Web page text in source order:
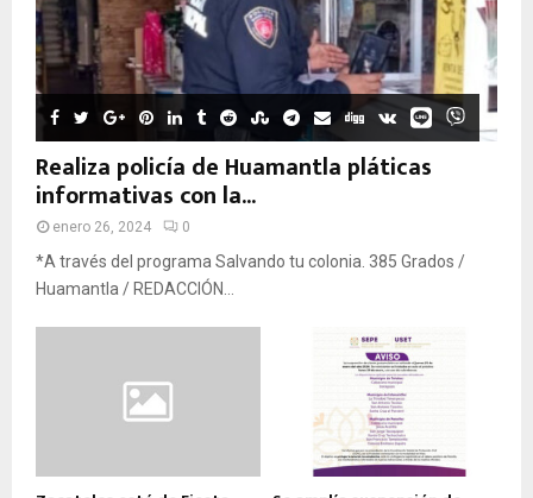
Realiza policía de Huamantla pláticas
informativas con la...
enero 26, 2024 0
*A través del programa Salvando tu colonia. 385 Grados /
Huamantla / REDACCIÓN...